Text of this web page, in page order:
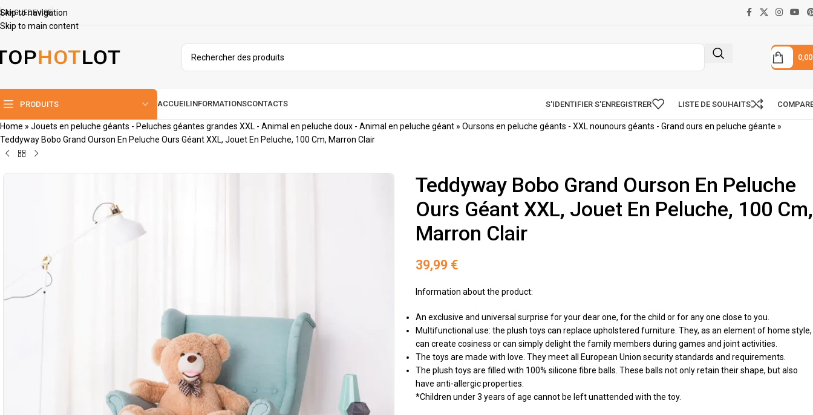
Skip to navigation
Skip to main content
LANGUEDEVISE
PRODUITS ACCUEILINFORMATIONSCONTACTS S'IDENTIFIER S'ENREGISTRER LISTE DE SOUHAITS
Home » Jouets en peluche géants - Peluches géantes grandes XXL - Animal en peluche doux - Animal en peluche géant » Oursons en peluche géants - XXL nounours géants - Grand ours en peluche géante »
Teddyway Bobo Grand Ourson En Peluche Ours Géant XXL, Jouet En Peluche, 100 Cm, Marron Clair
Teddyway Bobo Grand Ourson En Peluche
Ours Géant XXL, Jouet En Peluche, 100 Cm,
Marron Clair
39,99 €
Information about the product:
An exclusive and universal surprise for your dear one, for the child or for any one close to you.
Multifunctional use: the plush toys can replace upholstered furniture. They, as an element of home style,
can create cosiness or can simply delight the family members during games and joint activities.
The toys are made with love. They meet all European Union security standards and requirements.
The plush toys are filled with 100% silicone fibre balls. These balls not only retain their shape, but also
have anti-allergic properties.
*Children under 3 years of age cannot be left unattended with the toy.